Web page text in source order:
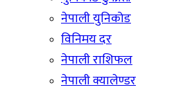
नेपाली युनिकोड
विनिमय दर
नेपाली राशिफल
नेपाली क्यालेण्डर